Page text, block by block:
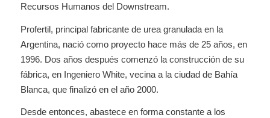
Recursos Humanos del Downstream.
Profertil, principal fabricante de urea granulada en la
Argentina, nació como proyecto hace más de 25 años, en
1996. Dos años después comenzó la construcción de su
fábrica, en Ingeniero White, vecina a la ciudad de Bahía
Blanca, que finalizó en el año 2000.
Desde entonces, abastece en forma constante a los